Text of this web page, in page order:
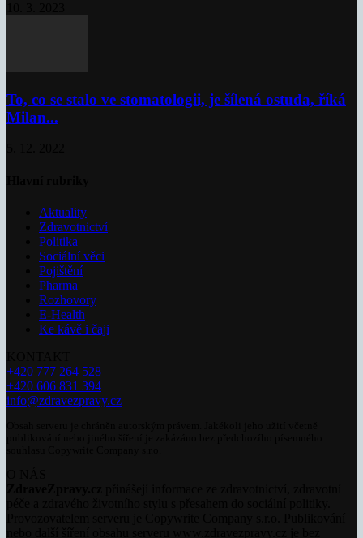
To, co se stalo ve stomatologii, je šílená ostuda, říká
Milan...
Aktuality
Zdravotnictví
Politika
Sociální věci
Pojištění
Pharma
Rozhovory
E-Health
Ke kávě i čaji
+420 777 264 528
+420 606 831 394
info@zdravezpravy.cz